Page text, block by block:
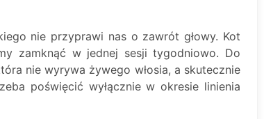
nie przyprawi nas o zawrót głowy. Kot
zamknąć w jednej sesji tygodniowo. Do
nie wyrywa żywego włosia, a skutecznie
poświęcić wyłącznie w okresie linienia